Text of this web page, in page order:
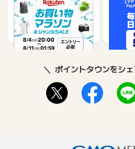
楽天市場
1%
ポイントタウンをシ